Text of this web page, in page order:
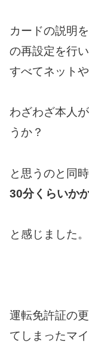
カードの説明
の再設定を行
すべてネット
わざわざ本人
うか？
と思うのと同時
30分くらいか
と感じました。
運転免許証の
てしまったマ